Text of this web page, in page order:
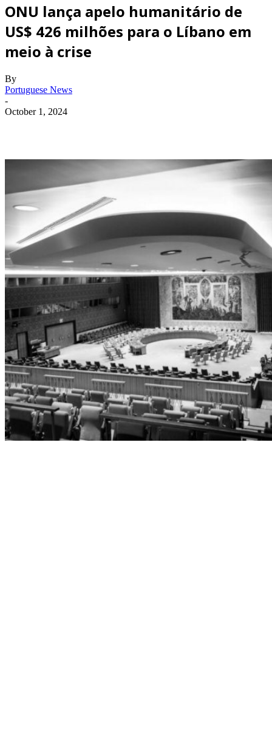
ONU lança apelo humanitário de
US$ 426 milhões para o Líbano em
meio à crise
By
Portuguese News
-
October 1, 2024